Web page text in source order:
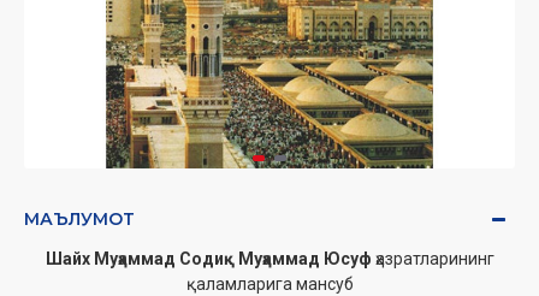
МАЪЛУМОТ
Шайх Муҳаммад Содиқ Муҳаммад Юсуф ҳазратларининг
қаламларига мансуб